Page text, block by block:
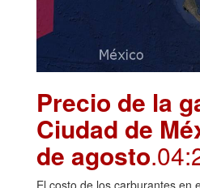
Precio de la
Ciudad de
de agosto
El costo de los carburantes en